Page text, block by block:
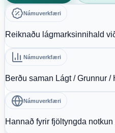
Námuverkfæri
Reiknaðu lágmarksinnihald
Námuverkfæri
Berðu saman Lágt / Grunnur /
Námuverkfæri
Hannað fyrir fjöltyngda